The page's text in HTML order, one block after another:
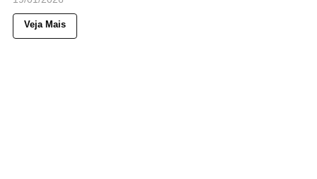
Veja Mais